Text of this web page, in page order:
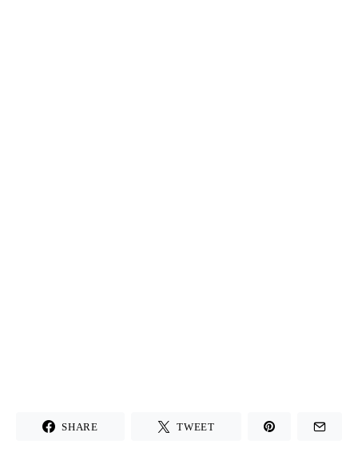
SHARE TWEET